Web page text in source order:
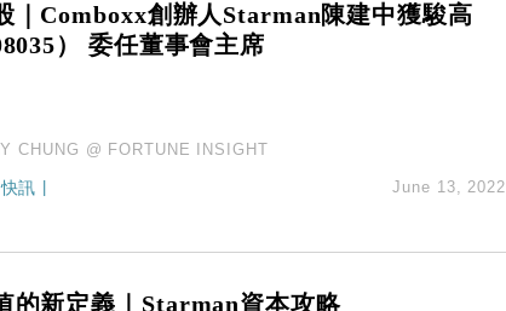
｜Comboxx創辦人Starman陳建中獲駿高
） 委任董事會主席
CHUNG @ FORTUNE INSIGHT
訊 June 13, 2022
的新定義｜Starman資本攻略